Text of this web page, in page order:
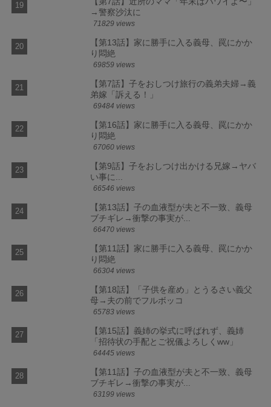
→警察沙汰に
71829 views
【第13話】家に勝手に入る義母、罠にかか
り悶絶
69859 views
【第7話】子をおしつけ旅行の義弟夫婦→義
弟嫁「訴える！」
69484 views
【第16話】家に勝手に入る義母、罠にかか
り悶絶
67060 views
【第9話】子をおしつけ出かける兄嫁→ヤバ
い事に...
66546 views
【第13話】子の血液型が夫と不一致、義母
ブチギレ→衝撃の事実が...
66470 views
【第11話】家に勝手に入る義母、罠にかか
り悶絶
66304 views
【第18話】「子供を産め」とうるさい義父
母→夫の前でフルボッコ
65783 views
【第15話】義姉の挙式に呼ばれず、義姉
「招待状の手配とご祝儀よろしくww」
64445 views
【第11話】子の血液型が夫と不一致、義母
ブチギレ→衝撃の事実が...
63199 views